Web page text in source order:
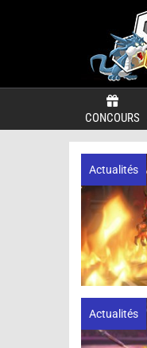
CONCOURS
Actualités
Actualités